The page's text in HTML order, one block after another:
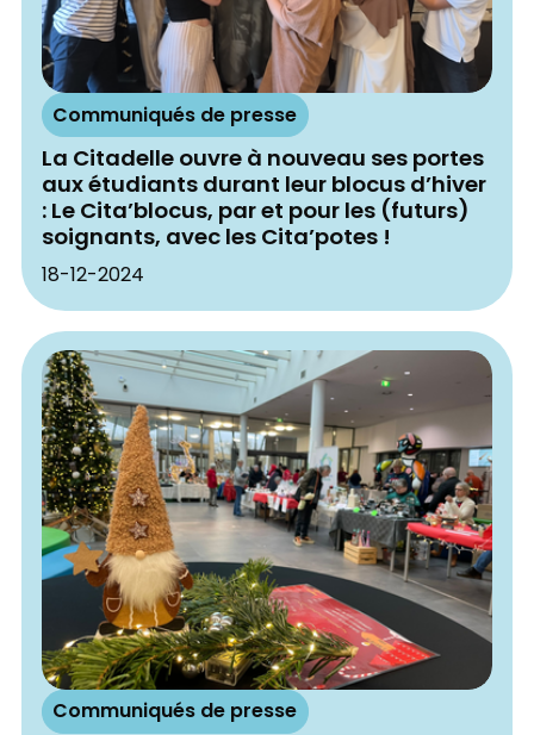
Communiqués de presse
La Citadelle ouvre à nouveau ses portes
aux étudiants durant leur blocus d’hiver
: Le Cita’blocus, par et pour les (futurs)
soignants, avec les Cita’potes !
18-12-2024
Communiqués de presse